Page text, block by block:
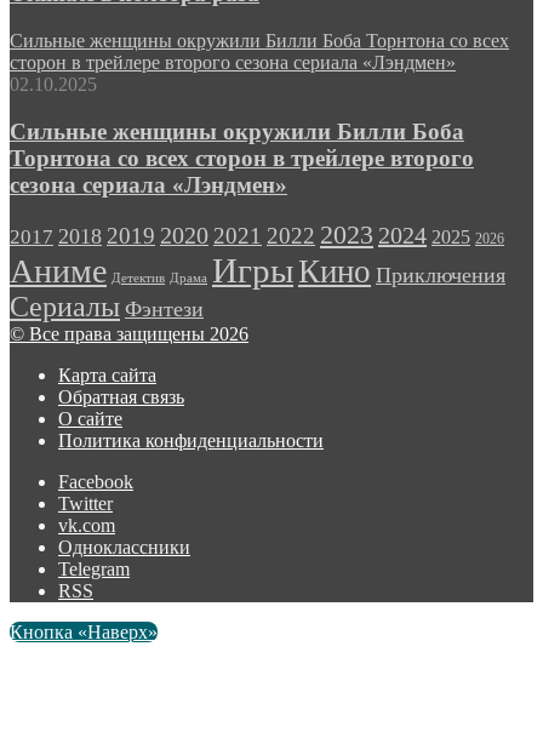
Сильные женщины окружили Билли Боба Торнтона со всех
сторон в трейлере второго сезона сериала «Лэндмен»
02.10.2025
Сильные женщины окружили Билли Боба
Торнтона со всех сторон в трейлере второго
сезона сериала «Лэндмен»
2017 2018 2019 2020 2021 2022 2023 2024 2025 2026
Аниме Детектив Драма ИгрыКино Приключения
Сериалы Фэнтези
© Все права защищены 2026
Карта сайта
Обратная связь
О сайте
Политика конфиденциальности
Facebook
Twitter
vk.com
Одноклассники
Telegram
RSS
Кнопка «Наверх»